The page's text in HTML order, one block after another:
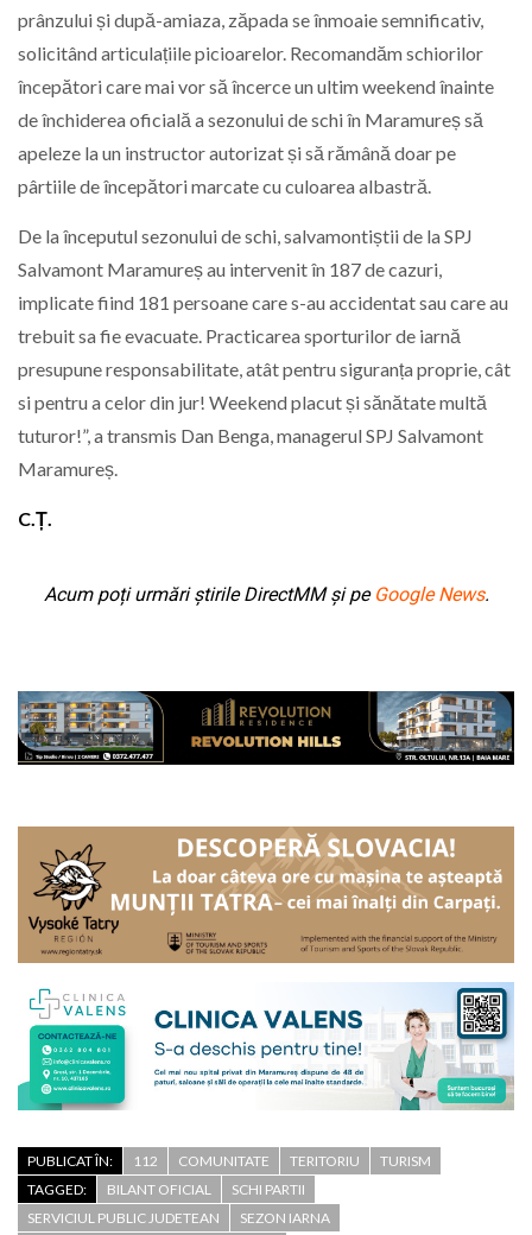
prânzului și după-amiaza, zăpada se înmoaie semnificativ,
solicitând articulațiile picioarelor. Recomandăm schiorilor
începători care mai vor să încerce un ultim weekend înainte
de închiderea oficială a sezonului de schi în Maramureș să
apeleze la un instructor autorizat și să rămână doar pe
pârtiile de începători marcate cu culoarea albastră.
De la începutul sezonului de schi, salvamontiștii de la SPJ
Salvamont Maramureș au intervenit în 187 de cazuri,
implicate fiind 181 persoane care s-au accidentat sau care au
trebuit sa fie evacuate. Practicarea sporturilor de iarnă
presupune responsabilitate, atât pentru siguranța proprie, cât
si pentru a celor din jur! Weekend placut și sănătate multă
tuturor!”, a transmis Dan Benga, managerul SPJ Salvamont
Maramureș.
C.Ț.
Acum poți urmări știrile DirectMM și pe Google News.
PUBLICAT ÎN: 112 COMUNITATE TERITORIU
TURISM
TAGGED:
BILANT OFICIAL
SCHI PARTII
SERVICIUL PUBLIC JUDETEAN
SEZON IARNA